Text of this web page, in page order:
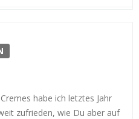
habe ich letztes Jahr
zufrieden, wie Du aber auf